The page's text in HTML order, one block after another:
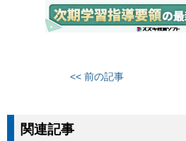
<< 前の記事
関連記事